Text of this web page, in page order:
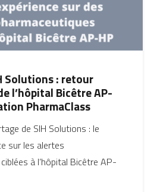
Solutions : retour
l’hôpital Bicêtre AP-
PharmaClass
de SIH Solutions : le
sur les alertes
à l’hôpital Bicêtre AP-